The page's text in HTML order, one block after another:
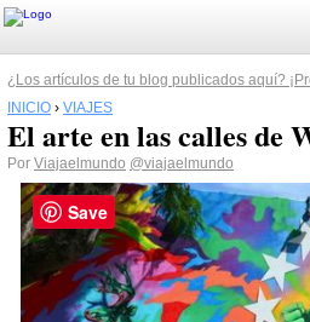
¿Los artículos de tu blog publicados aquí?
INICIO › VIAJES
El arte en las calles de
Por Viajaelmundo @viajaelmundo
Save